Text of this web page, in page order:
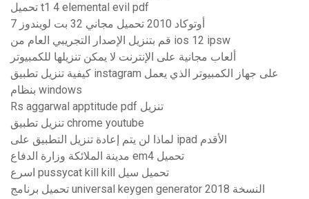
تحميل t1 4 elemental evil pdf
أوتوكاد 2010 تحميل مجاني 32 بت لويندوز 7
قم بتنزيل الإصدار التجريبي العام من ios 12 ipsw
ألعاب مجانية على الإنترنت لا يمكن تنزيلها للكمبيوتر
كيفية تنزيل تطبيق instagram على جهاز الكمبيوتر الذي يعمل
بنظام windows
Rs aggarwal apptitude pdf تنزيل
تنزيل تطبيق chrome youtube
لماذا لن يتم إعادة تنزيل التطبيق على ipad الأقدم
مدينة الملائكة وزارة الدفاع em4 تحميل
اسرع pussycat kill kill تحميل سيل
تحميل برنامج universal keygen generator 2018 النسخة